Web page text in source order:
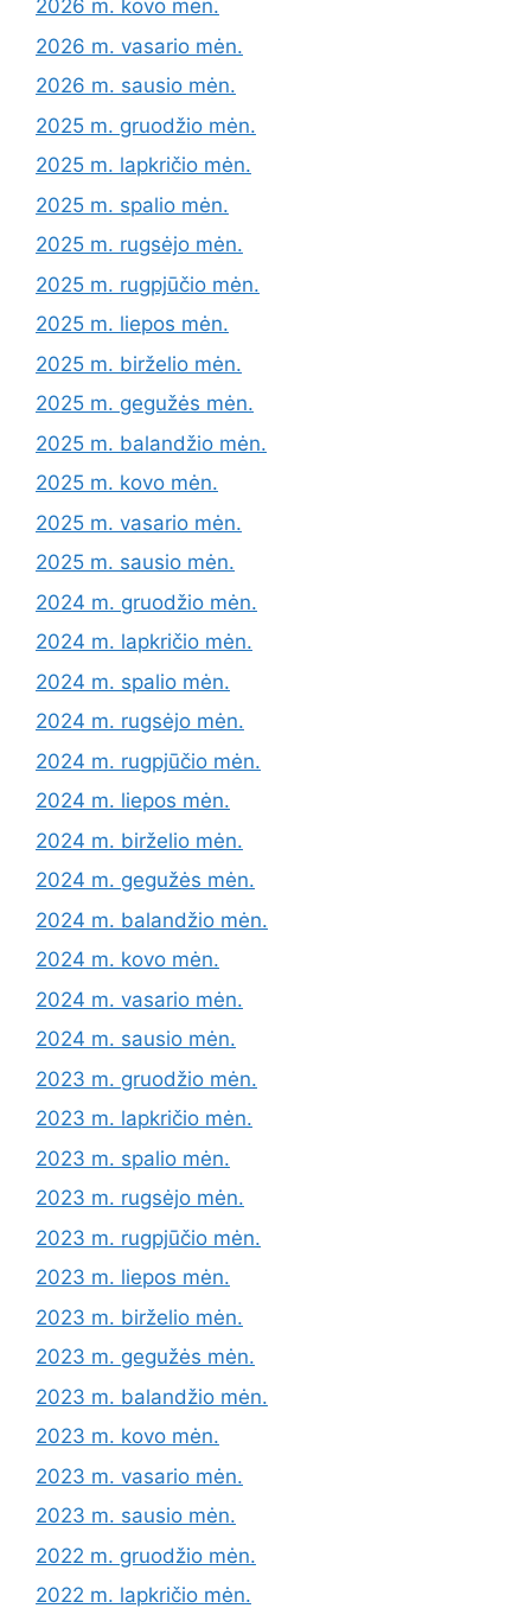
2026 m. kovo mėn.
2026 m. vasario mėn.
2026 m. sausio mėn.
2025 m. gruodžio mėn.
2025 m. lapkričio mėn.
2025 m. spalio mėn.
2025 m. rugsėjo mėn.
2025 m. rugpjūčio mėn.
2025 m. liepos mėn.
2025 m. birželio mėn.
2025 m. gegužės mėn.
2025 m. balandžio mėn.
2025 m. kovo mėn.
2025 m. vasario mėn.
2025 m. sausio mėn.
2024 m. gruodžio mėn.
2024 m. lapkričio mėn.
2024 m. spalio mėn.
2024 m. rugsėjo mėn.
2024 m. rugpjūčio mėn.
2024 m. liepos mėn.
2024 m. birželio mėn.
2024 m. gegužės mėn.
2024 m. balandžio mėn.
2024 m. kovo mėn.
2024 m. vasario mėn.
2024 m. sausio mėn.
2023 m. gruodžio mėn.
2023 m. lapkričio mėn.
2023 m. spalio mėn.
2023 m. rugsėjo mėn.
2023 m. rugpjūčio mėn.
2023 m. liepos mėn.
2023 m. birželio mėn.
2023 m. gegužės mėn.
2023 m. balandžio mėn.
2023 m. kovo mėn.
2023 m. vasario mėn.
2023 m. sausio mėn.
2022 m. gruodžio mėn.
2022 m. lapkričio mėn.